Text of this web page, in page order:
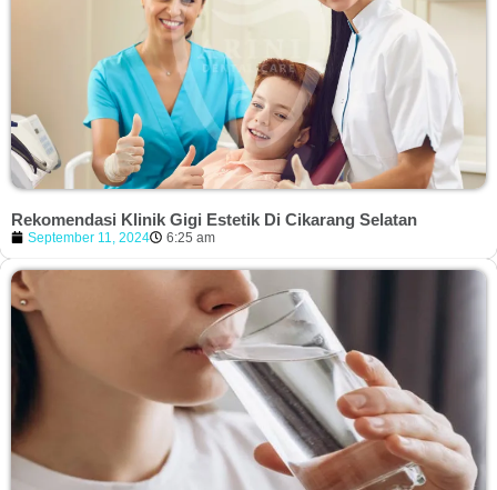
Rekomendasi Klinik Gigi Estetik Di Cikarang Selatan
September 11, 2024 6:25 am